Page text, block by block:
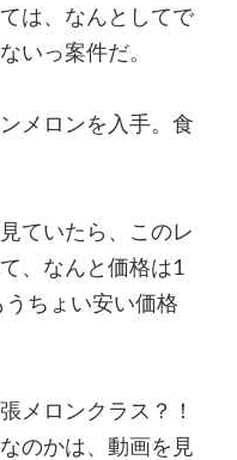
は、なんとしてで
いっ案件だ。
メロンを入手。食
ていたら、このレ
、なんと価格は1
うちょい安い価格
メロンクラス？！
のかは、動画を見